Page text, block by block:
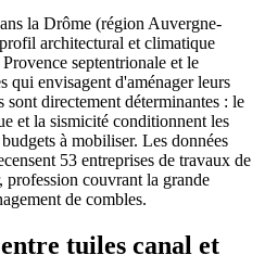
la Drôme (région Auvergne-
architectural et climatique
septentrionale et le
qui envisagent d'aménager leurs
sont directement déterminantes : le
et la sismicité conditionnent les
à mobiliser. Les données
53 entreprises de travaux de
profession couvrant la grande
de combles.
tuiles canal et